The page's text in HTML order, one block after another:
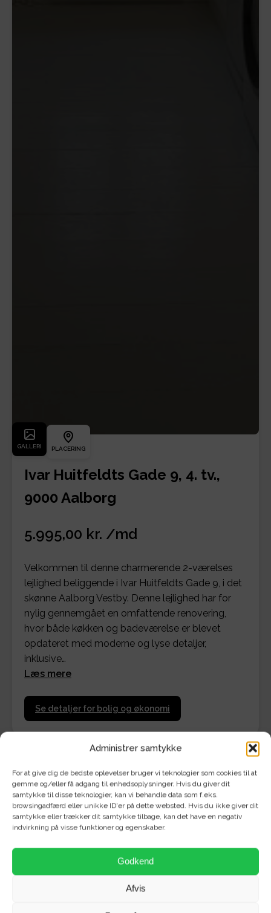
Administrer samtykke
For at give dig de bedste oplevelser bruger vi teknologier som cookies til at
gemme og/eller få adgang til enhedsoplysninger. Hvis du giver dit
samtykke til disse teknologier, kan vi behandle data som f.eks.
browsingadfærd eller unikke ID'er på dette websted. Hvis du ikke giver dit
samtykke eller trækker dit samtykke tilbage, kan det have en negativ
indvirkning på visse funktioner og egenskaber.
Godkend
Afvis
GALLERI PLACERING
Ivar Huitfeldts Gade 9, 4. tv.,
9000 Aalborg
5.995,00 kr. /md
Velkommen til denne charmerende 2-værelses
lejlighed beliggende i Ivar Huitfeldts Gade 9, i det
skønne Aalborg Vestby. Denne lejlighed har for
nylig gennemgået en omfattende renovering,
hvor både køkken og badeværelse er blevet
opdateret med moderne og lyse detaljer,
inklusive…
Læs mere
Se detaljer for bolig og økonomi
Velkommen til denne charmerende 2-værelses
lejlighed beliggende i Ivar Huitfeldts Gade 9, i det
skønne Aalborg Vestby.
Denne lejlighed har for nylig gennemgået en
omfattende renovering, hvor både køkken og
badeværelse er blevet opdateret med moderne og